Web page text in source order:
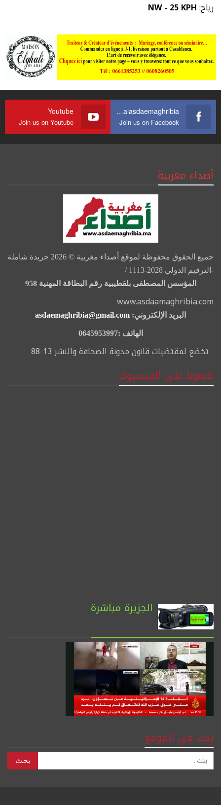
رياح:NW - 25 KPH
https://web.facebook.com/journalasdaemaghribia/
Join us on Facebook
Youtube
Join us on Youtube
أصداء مغربية
جميع الحقوق محفوظة لموقع أصداء مغربية © 2026 جريدة شاملة
-الترقيم الدولي 2028-1113 /
المؤسس المصطفى بلقطيبية رقم البطاقة المهنية 958
www.asdaamaghribia.com
البريد الإلكتروني: asdaemaghribia@gmail.com
الهاتف :0645953997
تخضع لمقتضيات قانون مدونة الصحافة والنشر 13-88
تابعونا على الفيسبوك
الجزيرة مباشرة
بحث في الموقع